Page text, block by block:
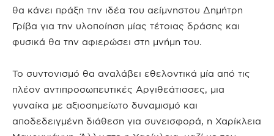
θα κάνει πράξη την ιδέα του αείμνηστου Δημήτρη
Γρίβα για την υλοποίηση μίας τέτοιας δράσης και
φυσικά θα την αφιερώσει στη μνήμη του.
Το συντονισμό θα αναλάβει εθελοντικά μία από τις
πλέον αντιπροσωπευτικές Αργιθεάτισσες, μια
γυναίκα με αξιοσημείωτο δυναμισμό και
αποδεδειγμένη διάθεση για συνεισφορά, η Χαρίκλεια